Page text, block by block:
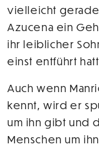
vielleicht
Azucena ein
ihr leiblicher
einst entführt
Auch wenn
kennt, wird er
um ihn gibt und
Menschen um